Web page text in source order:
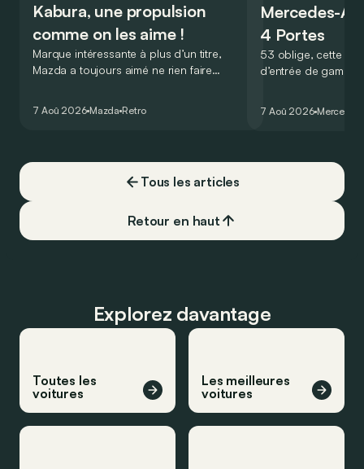
Kabura, une propulsion
comme on les aime !
Marque intéressante à plus d’un titre,
Mazda a toujours aimé ne rien faire
de la plus belle des manières…
7 Aoû 2026 Mazda Retro
Mercedes-
4 Portes
53 oblige, cette
d’entrée de
moins…
7 Aoû 2026 Mercedes
Tous les articles
Retour en haut
Explorez davantage
Toutes les
voitures
Les meilleures
voitures